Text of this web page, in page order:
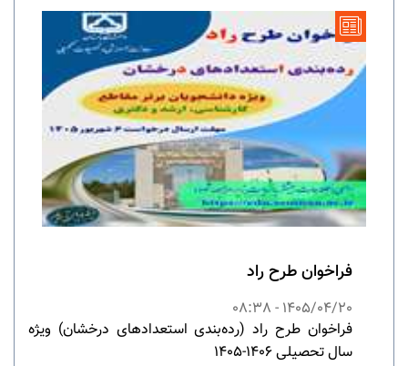
فراخوان طرح راد
1405/04/20 - 08:38
فراخوان طرح راد (رده‌­بندی استعدادهای درخشان) ویژه
سال تحصیلی ۱۴۰۶-۱۴۰۵